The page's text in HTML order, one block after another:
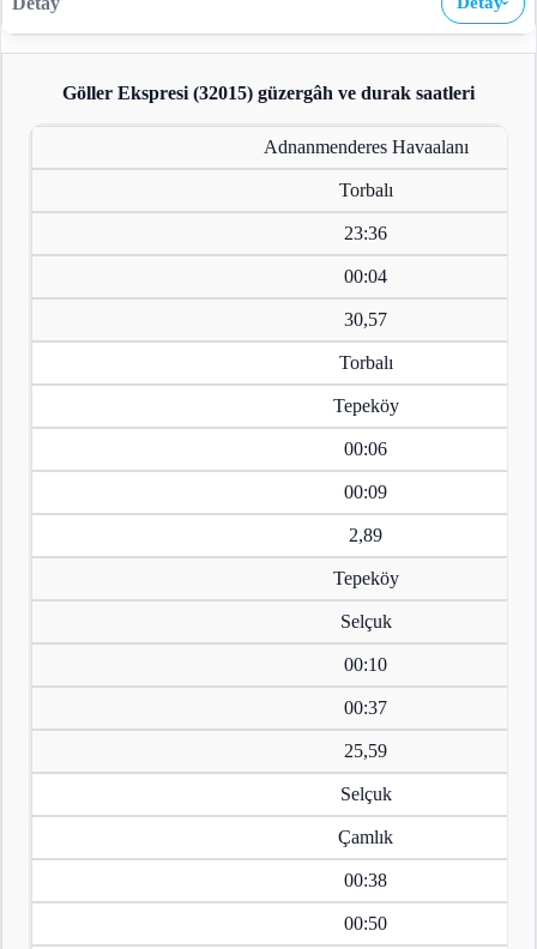
›
Göller Ekspresi (32015) güzergâh ve durak saatleri
Adnanmenderes Havaalanı
Torbalı
23:36
00:04
30,57
Torbalı
Tepeköy
00:06
00:09
2,89
Tepeköy
Selçuk
00:10
00:37
25,59
Selçuk
Çamlık
00:38
00:50